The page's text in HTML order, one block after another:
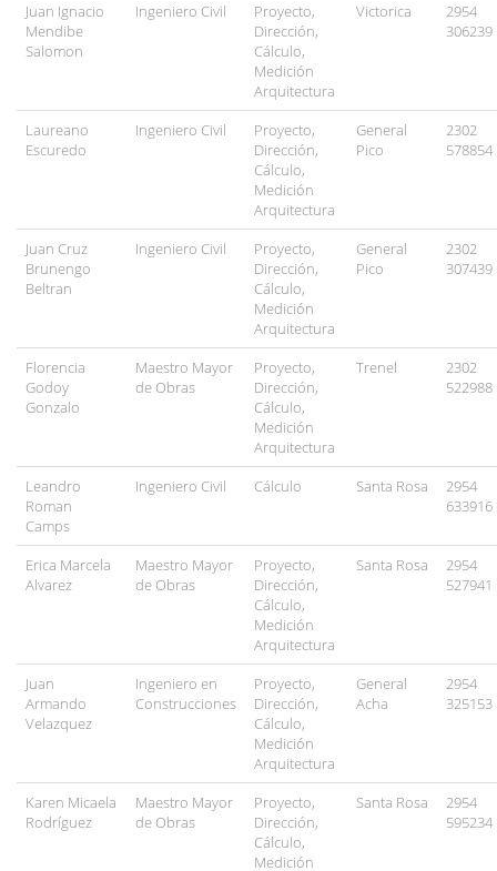
Juan Ignacio
Mendibe
Salomon
Ingeniero Civil
Proyecto,
Dirección,
Cálculo,
Medición
Arquitectura
Victorica
2954
306239
Laureano
Escuredo
Ingeniero Civil
Proyecto,
Dirección,
Cálculo,
Medición
Arquitectura
General
Pico
2302
578854
Juan Cruz
Brunengo
Beltran
Ingeniero Civil
Proyecto,
Dirección,
Cálculo,
Medición
Arquitectura
General
Pico
2302
307439
Florencia
Godoy
Gonzalo
Maestro Mayor
de Obras
Proyecto,
Dirección,
Cálculo,
Medición
Arquitectura
Trenel
2302
522988
Leandro
Roman
Camps
Ingeniero Civil Cálculo Santa Rosa
2954
633916
Erica Marcela
Alvarez
Maestro Mayor
de Obras
Proyecto,
Dirección,
Cálculo,
Medición
Arquitectura
Santa Rosa
2954
527941
Juan
Armando
Velazquez
Ingeniero en
Construcciones
Proyecto,
Dirección,
Cálculo,
Medición
Arquitectura
General
Acha
2954
325153
Karen Micaela
Rodríguez
Maestro Mayor
de Obras
Proyecto,
Dirección,
Cálculo,
Medición
Santa Rosa
2954
595234